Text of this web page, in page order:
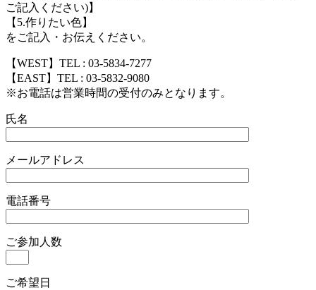
ご記入ください)】
【5.作りたい色】
をご記入・お伝えください。
【WEST】TEL : 03-5834-7277
【EAST】TEL : 03-5832-9080
※お電話は営業時間の受付のみとなります。
氏名
メールアドレス
電話番号
ご参加人数
ご希望日